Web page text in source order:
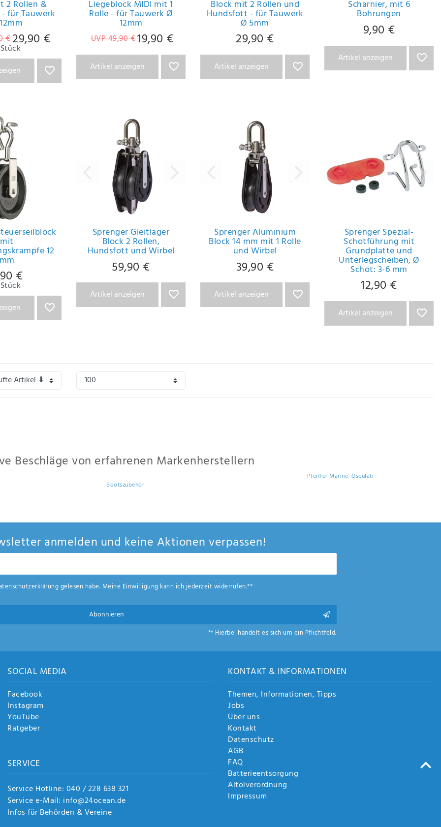
2 Rollen &
für Tauwerk
€ 29,90 €
Stück
Liegeblock MIDI mit 1
Rolle - für Tauwerk Ø
12mm
UVP 49,90 €19,90 €
Artikel anzeigen
Block mit 2 Rollen und
Hundsfott - für Tauwerk
Ø 5mm
29,90 €
Artikel anzeigen
Scharnier, mit 6
Bohrungen
9,90 €
Artikel anzeigen
mit
12
mm
€
Stück
Sprenger Gleitlager
Block 2 Rollen,
Hundsfott und Wirbel
59,90 €
Artikel anzeigen
Sprenger Aluminium
Block 14 mm mit 1 Rolle
und Wirbel
39,90 €
Artikel anzeigen
Sprenger Spezial-
Schotführung mit
Grundplatte und
Unterlegscheiben, Ø
Schot: 3-6 mm
12,90 €
Artikel anzeigen
Beschläge von erfahrenen Markenherstellern
Pfeiffer Marine Osculati
Bootszubehör
anmelden und keine Aktionen verpassen!
gelesen habe. Meine Einwilligung kann ich jederzeit widerrufen.**
Abonnieren
** Hierbei handelt es sich um ein Pflichtfeld.
SOCIAL MEDIA
Facebook
Instagram
YouTube
Ratgeber
SERVICE
Service Hotline: 040 / 228 638 321
Service e-Mail: info@24ocean.de
Infos für Behörden & Vereine
KONTAKT & INFORMATIONEN
Themen, Informationen, Tipps
Jobs
Über uns
Kontakt
Datenschutz
AGB
FAQ
Batterieentsorgung
Altölverordnung
Impressum